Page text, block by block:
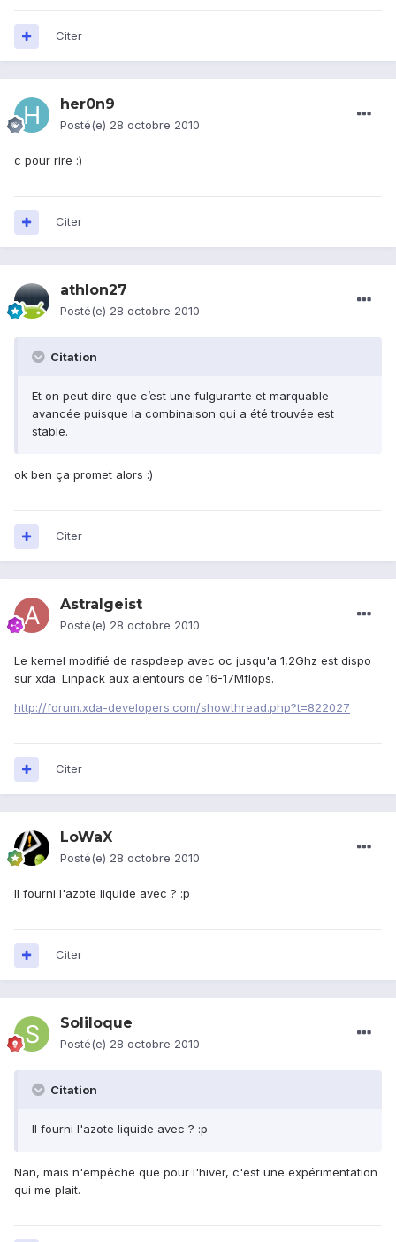
Citer
her0n9
Posté(e) 28 octobre 2010
c pour rire :)
Citer
athlon27
Posté(e) 28 octobre 2010
Citation
Et on peut dire que c’est une fulgurante et marquable
avancée puisque la combinaison qui a été trouvée est
stable.
ok ben ça promet alors :)
Citer
Astralgeist
Posté(e) 28 octobre 2010
Le kernel modifié de raspdeep avec oc jusqu'a 1,2Ghz est dispo
sur xda. Linpack aux alentours de 16-17Mflops.
http://forum.xda-developers.com/showthread.php?t=822027
Citer
LoWaX
Posté(e) 28 octobre 2010
Il fourni l'azote liquide avec ? :p
Citer
Soliloque
Posté(e) 28 octobre 2010
Citation
Il fourni l'azote liquide avec ? :p
Nan, mais n'empêche que pour l'hiver, c'est une expérimentation
qui me plait.